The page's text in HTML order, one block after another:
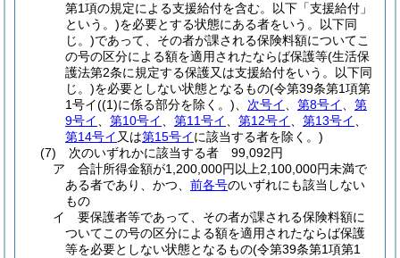
第1項の規定による支援給付を含む。以下「支援給付」
という。)を必要とする状態にある者をいう。以下同
じ。)であって、その者が課される保険料額についてこ
の号の区分による額を適用されたならば保護等(生活保
護法第2条に規定する保護又は支援給付をいう。以下同
じ。)を必要としない状態となるもの(令第39条第1項第
1号イ((1)に係る部分を除く。) 次号イ 第8号イ
第
9号イ
第10号イ 第11号イ 第12号イ 第13号イ
第14号イ 又は第15号イに該当する者を除く。)
(7)
次のいずれかに該当する者 99,092円
ア
合計所得金額が1,200,000円以上2,100,000円未満で
ある者であり、かつ、 前各号のいずれにも該当しない
もの
イ
要保護者等であって、その者が課される保険料額に
ついてこの号の区分による額を適用されたならば保護
等を必要としない状態となるもの(令第39条第1項第1